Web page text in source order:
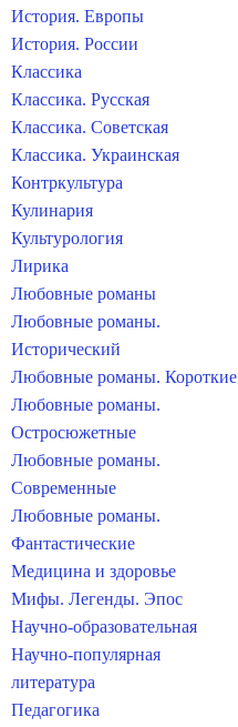
История. Европы
История. России
Классика
Классика. Русская
Классика. Советская
Классика. Украинская
Контркультура
Кулинария
Культурология
Лирика
Любовные романы
Любовные романы.
Исторический
Любовные романы. Короткие
Любовные романы.
Остросюжетные
Любовные романы.
Современные
Любовные романы.
Фантастические
Медицина и здоровье
Мифы. Легенды. Эпос
Научно-образовательная
Научно-популярная
литература
Педагогика